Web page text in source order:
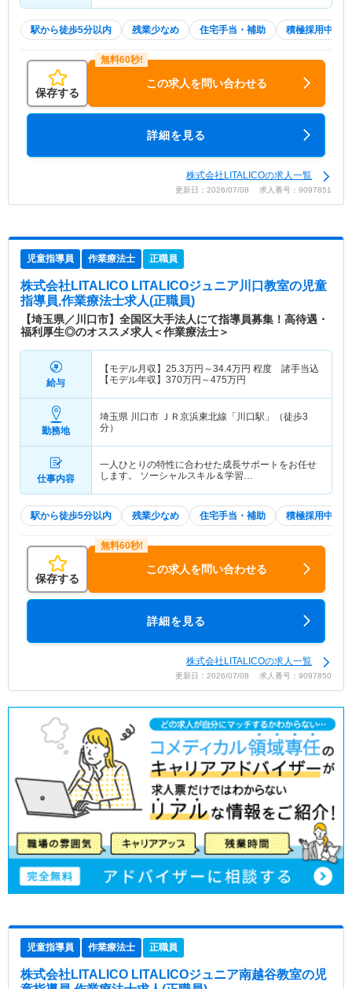
駅から徒歩5分以内 残業少なめ 住宅手当・補助 積極採用中
保存する
この求人を問い合わせる
詳細を見る
株式会社LITALICOの求人一覧
更新日：2026/07/08 求人番号：9097851
児童指導員 作業療法士 正職員
株式会社LITALICO LITALICOジュニア川口教室の児童
指導員,作業療法士求人(正職員)
【埼玉県／川口市】全国区大手法人にて指導員募集！高待遇・
福利厚生◎のオススメ求人＜作業療法士＞
給与
【モデル月収】 25.3万円～34.4万円 程度 諸手当込
【モデル年収】 370万円～475万円
勤務地
埼玉県 川口市 ＪＲ京浜東北線「川口駅」（徒歩3
分）
仕事内容
一人ひとりの特性に合わせた成長サポートをお任せ
します。 ソーシャルスキル＆学習…
駅から徒歩5分以内 残業少なめ 住宅手当・補助 積極採用中
保存する
この求人を問い合わせる
詳細を見る
株式会社LITALICOの求人一覧
更新日：2026/07/08 求人番号：9097850
児童指導員 作業療法士 正職員
株式会社LITALICO LITALICOジュニア南越谷教室の児